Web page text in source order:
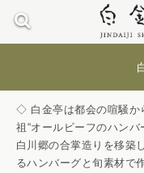
◇ 白金亭は都会の喧騒か
祖“オールビーフのハンバ
白川郷の合掌造りを移築
るハンバーグと旬素材で